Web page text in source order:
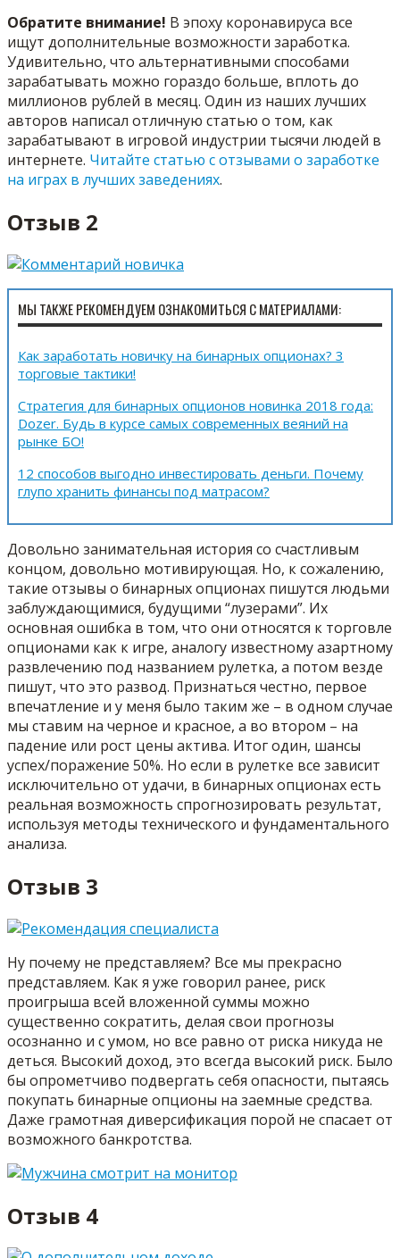
Обратите внимание! В эпоху коронавируса все
ищут дополнительные возможности заработка.
Удивительно, что альтернативными способами
зарабатывать можно гораздо больше, вплоть до
миллионов рублей в месяц. Один из наших лучших
авторов написал отличную статью о том, как
зарабатывают в игровой индустрии тысячи людей в
интернете. Читайте статью с отзывами о заработке
на играх в лучших заведениях.
Отзыв 2
МЫ ТАКЖЕ РЕКОМЕНДУЕМ ОЗНАКОМИТЬСЯ С МАТЕРИАЛАМИ:
Как заработать новичку на бинарных опционах? 3
торговые тактики!
Стратегия для бинарных опционов новинка 2018 года:
Dozer. Будь в курсе самых современных веяний на
рынке БО!
12 способов выгодно инвестировать деньги. Почему
глупо хранить финансы под матрасом?
Довольно занимательная история со счастливым
концом, довольно мотивирующая. Но, к сожалению,
такие отзывы о бинарных опционах пишутся людьми
заблуждающимися, будущими “лузерами”. Их
основная ошибка в том, что они относятся к торговле
опционами как к игре, аналогу известному азартному
развлечению под названием рулетка, а потом везде
пишут, что это развод. Признаться честно, первое
впечатление и у меня было таким же – в одном случае
мы ставим на черное и красное, а во втором – на
падение или рост цены актива. Итог один, шансы
успех/поражение 50%. Но если в рулетке все зависит
исключительно от удачи, в бинарных опционах есть
реальная возможность спрогнозировать результат,
используя методы технического и фундаментального
анализа.
Отзыв 3
Ну почему не представляем? Все мы прекрасно
представляем. Как я уже говорил ранее, риск
проигрыша всей вложенной суммы можно
существенно сократить, делая свои прогнозы
осознанно и с умом, но все равно от риска никуда не
деться. Высокий доход, это всегда высокий риск. Было
бы опрометчиво подвергать себя опасности, пытаясь
покупать бинарные опционы на заемные средства.
Даже грамотная диверсификация порой не спасает от
возможного банкротства.
Отзыв 4